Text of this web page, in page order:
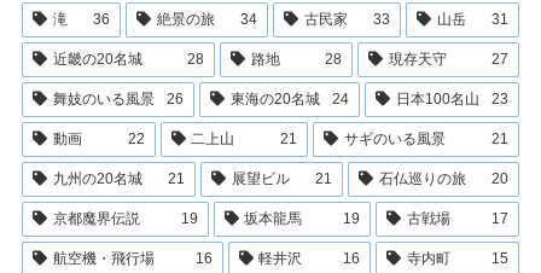
滝 36 絶景の旅 34 古民家 33 山岳 31
近畿の20名城 28 路地 28 現存天守 27
舞妓のいる風景 26 東海の20名城 24 日本100名山 23
動画 22 二上山 21 サギのいる風景 21
九州の20名城 21 展望ビル 21 石仏巡りの旅 20
京都魔界伝説 19 坂本龍馬 19 古戦場 17
航空機・飛行場 16 軽井沢 16 寺内町 15